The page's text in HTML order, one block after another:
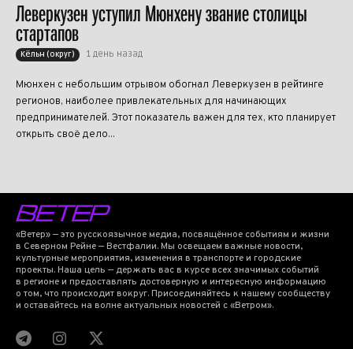
Леверкузен уступил Мюнхену звание столицы
стартапов
Кёльн (округ) 1 день назад
Мюнхен с небольшим отрывом обогнал Леверкузен в рейтинге
регионов, наиболее привлекательных для начинающих
предпринимателей. Этот показатель важен для тех, кто планирует
открыть своё дело...
«Ветер» — это русскоязычное медиа, посвящённое событиям и жизни
в Северном Рейне — Вестфалии. Мы освещаем важные новости,
культурные мероприятия, изменения в транспорте и городские
проекты. Наша цель — держать вас в курсе всех значимых событий
в регионе и предоставлять достоверную и интересную информацию
о том, что происходит вокруг. Присоединяйтесь к нашему сообществу
и оставайтесь на волне актуальных новостей с «Ветром».